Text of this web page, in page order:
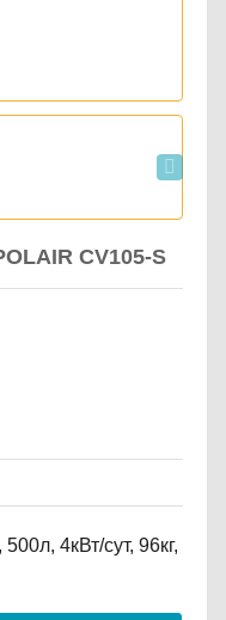
CV105-S
4кВт/сут, 96кг,